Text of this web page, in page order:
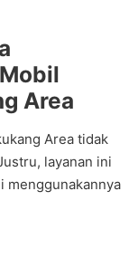
Area
Area tidak
layanan ini
menggunakannya